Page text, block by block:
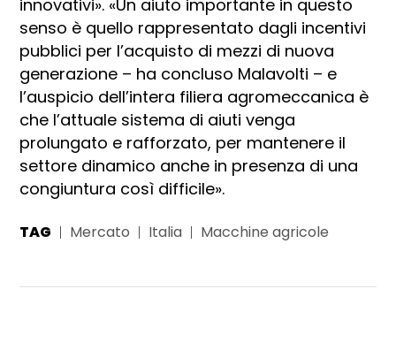
innovativi». «Un aiuto importante in questo
senso è quello rappresentato dagli incentivi
pubblici per l’acquisto di mezzi di nuova
generazione – ha concluso Malavolti – e
l’auspicio dell’intera filiera agromeccanica è
che l’attuale sistema di aiuti venga
prolungato e rafforzato, per mantenere il
settore dinamico anche in presenza di una
congiuntura così difficile».
TAG Mercato Italia Macchine agricole